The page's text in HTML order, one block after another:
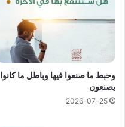
وحبط ما صنعوا فيها وباطل ما كانوا
يصنعون
2026-07-25